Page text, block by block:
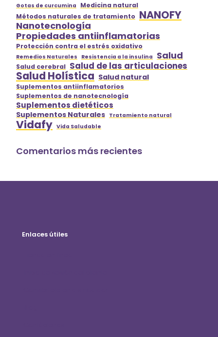
Gotas de curcumina
Medicina natural
Métodos naturales de tratamiento NANOFY
Nanotecnología
Propiedades antiinflamatorias
Protección contra el estrés oxidativo
Remedios Naturales Resistencia a la insulina Salud
Salud cerebral Salud de las articulaciones
Salud Holística Salud natural
Suplementos antiinflamatorios
Suplementos de nanotecnología
Suplementos dietéticos
Suplementos Naturales Tratamiento natural
Vidafy Vida Saludable
Comentarios más recientes
Enlaces útiles